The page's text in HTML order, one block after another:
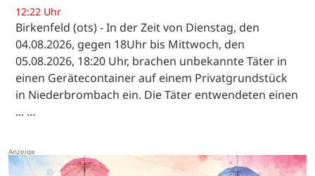
12:22 Uhr
Birkenfeld (ots) - In der Zeit von Dienstag, den
04.08.2026, gegen 18Uhr bis Mittwoch, den
05.08.2026, 18:20 Uhr, brachen unbekannte Täter in
einen Gerätecontainer auf einem Privatgrundstück
in Niederbrombach ein. Die Täter entwendeten einen
... …